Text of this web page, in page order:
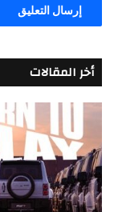
أخر المقالات